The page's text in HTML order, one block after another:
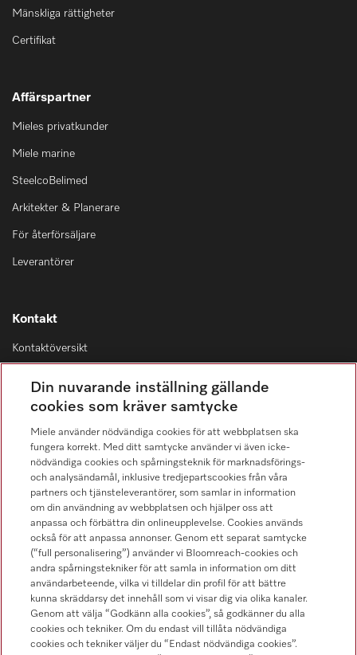
Mänskliga rättigheter
Certifikat
Affärspartner
Mieles privatkunder
Miele marine
SteelcoBelimed
Arkitekter & Planerare
För återförsäljare
Leverantörer
Kontakt
Kontaktöversikt
08-562 29 800
Hitta återförsäljare
Följ Miele Professional
Din nuvarande inställning gällande
cookies som kräver samtycke
Miele använder nödvändiga cookies för att webbplatsen ska
fungera korrekt. Med ditt samtycke använder vi även icke-
nödvändiga cookies och spårningsteknik för marknadsförings-
och analysändamål, inklusive tredjepartscookies från våra
partners och tjänsteleverantörer, som samlar in information
om din användning av webbplatsen och hjälper oss att
anpassa och förbättra din onlineupplevelse. Cookies används
också för att anpassa annonser. Genom ett separat samtycke
(“full personalisering”) använder vi Bloomreach-cookies och
andra spårningstekniker för att samla in information om ditt
användarbeteende, vilka vi tilldelar din profil för att bättre
kunna skräddarsy det innehåll som vi visar dig via olika kanaler.
Genom att välja “Godkänn alla cookies”, så godkänner du alla
cookies och tekniker. Om du endast vill tillåta nödvändiga
cookies och tekniker väljer du “Endast nödvändiga cookies”.